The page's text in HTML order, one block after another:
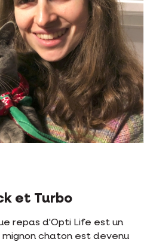
et Rosa
que nous avons mélangé
nourriture de Rosa,